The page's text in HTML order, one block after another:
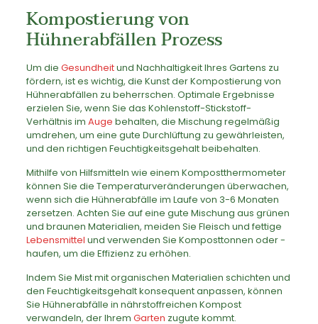
Kompostierung von
Hühnerabfällen Prozess
Um die Gesundheitund Nachhaltigkeit Ihres Gartens zu
fördern, ist es wichtig, die Kunst der Kompostierung von
Hühnerabfällen zu beherrschen. Optimale Ergebnisse
erzielen Sie, wenn Sie das Kohlenstoff-Stickstoff-
Verhältnis im Auge behalten, die Mischung regelmäßig
umdrehen, um eine gute Durchlüftung zu gewährleisten,
und den richtigen Feuchtigkeitsgehalt beibehalten.
Mithilfe von Hilfsmitteln wie einem Kompostthermometer
können Sie die Temperaturveränderungen überwachen,
wenn sich die Hühnerabfälle im Laufe von 3-6 Monaten
zersetzen. Achten Sie auf eine gute Mischung aus grünen
und braunen Materialien, meiden Sie Fleisch und fettige
Lebensmittel und verwenden Sie Komposttonnen oder -
haufen, um die Effizienz zu erhöhen.
Indem Sie Mist mit organischen Materialien schichten und
den Feuchtigkeitsgehalt konsequent anpassen, können
Sie Hühnerabfälle in nährstoffreichen Kompost
verwandeln, der Ihrem Garten zugute kommt.